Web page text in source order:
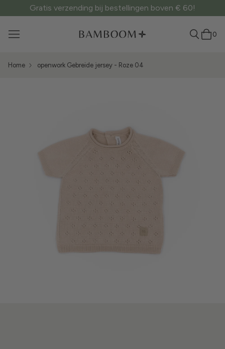
Gratis verzending bij bestellingen boven € 60!
0
Home openwork Gebreide jersey - Roze 04